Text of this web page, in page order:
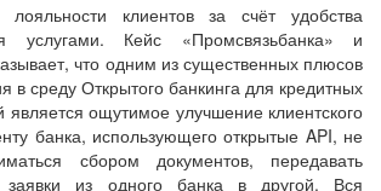
клиентов за счёт удобства
услугами. Кейс «Промсвязьбанка» и
что одним из существенных плюсов
в среду Открытого банкинга для кредитных
является ощутимое улучшение клиентского
банка, использующего открытые API, не
сбором документов, передавать
из одного банка в другой. Вся